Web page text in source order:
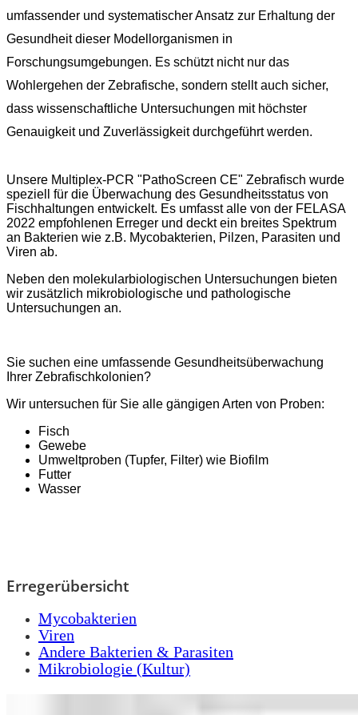
umfassender und systematischer Ansatz zur Erhaltung der
Gesundheit dieser Modellorganismen in
Forschungsumgebungen. Es schützt nicht nur das
Wohlergehen der Zebrafische, sondern stellt auch sicher,
dass wissenschaftliche Untersuchungen mit höchster
Genauigkeit und Zuverlässigkeit durchgeführt werden.
Unsere Multiplex-PCR "PathoScreen CE" Zebrafisch wurde
speziell für die Überwachung des Gesundheitsstatus von
Fischhaltungen entwickelt. Es umfasst alle von der FELASA
2022 empfohlenen Erreger und deckt ein breites Spektrum
an Bakterien wie z.B. Mycobakterien, Pilzen, Parasiten und
Viren ab.
Neben den molekularbiologischen Untersuchungen bieten
wir zusätzlich mikrobiologische und pathologische
Untersuchungen an.
Sie suchen eine umfassende Gesundheitsüberwachung
Ihrer Zebrafischkolonien?
Wir untersuchen für Sie alle gängigen Arten von Proben:
Fisch
Gewebe
Umweltproben (Tupfer, Filter) wie Biofilm
Futter
Wasser
Erregerübersicht
Mycobakterien
Viren
Andere Bakterien & Parasiten
Mikrobiologie (Kultur)